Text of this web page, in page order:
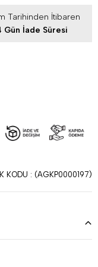
Tarihinden İtibaren
Gün İade Süresi
KODU (AGKP0000197)